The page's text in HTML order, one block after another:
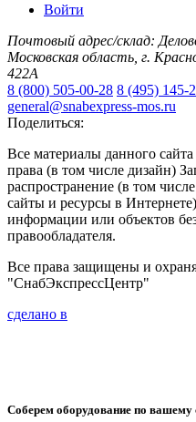
Войти
Почтовый адрес/склад:
Московская область, г.
422А
8 (800) 505-00-28 8 (495) 145-
general@snabexpress-mos.ru
Поделиться:
Все материалы данного
права (в том числе дизайн)
распространение (в том
сайты и ресурсы в
информации или объектов
правообладателя.
Все права защищены и
"СнабЭкспрессЦентр"
сделано в
Соберем оборудование по вашему